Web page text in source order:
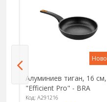
Ново
Алуминиев тиган, 16 см,
"Efficient Pro" - BRA
Код: A291216